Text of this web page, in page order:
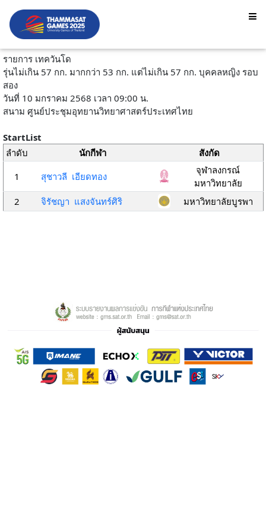
รายการ เทควันโด
รุ่นไม่เกิน 57 กก. มากกว่า 53 กก. แต่ไม่เกิน 57 กก. บุคคลหญิง รอบ
สอง
วันที่ 10 มกราคม 2568 เวลา 09:00 น.
สนาม ศูนย์ประชุมอุทยานวิทยาศาสตร์ประเทศไทย
StartList
ลำดับ
นักกีฬา
สังกัด
1
สุชาวลี เอียดทอง
จุฬาลงกรณ์
มหาวิทยาลัย
2
จิรัชญา แสงจันทร์ศิริ มหาวิทยาลัยบูรพา